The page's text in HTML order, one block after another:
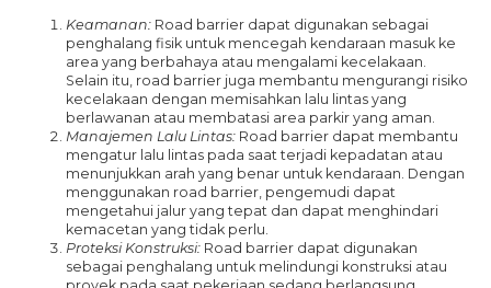
Keamanan: Road barrier dapat digunakan sebagai
penghalang fisik untuk mencegah kendaraan masuk ke
area yang berbahaya atau mengalami kecelakaan.
Selain itu, road barrier juga membantu mengurangi risiko
kecelakaan dengan memisahkan lalu lintas yang
berlawanan atau membatasi area parkir yang aman.
Manajemen Lalu Lintas: Road barrier dapat membantu
mengatur lalu lintas pada saat terjadi kepadatan atau
menunjukkan arah yang benar untuk kendaraan. Dengan
menggunakan road barrier, pengemudi dapat
mengetahui jalur yang tepat dan dapat menghindari
kemacetan yang tidak perlu.
Proteksi Konstruksi: Road barrier dapat digunakan
sebagai penghalang untuk melindungi konstruksi atau